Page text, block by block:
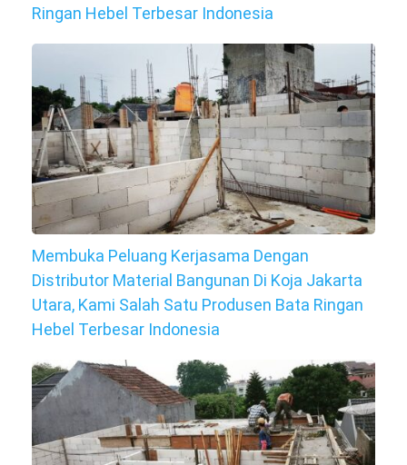
Ringan Hebel Terbesar Indonesia
Membuka Peluang Kerjasama Dengan
Distributor Material Bangunan Di Koja Jakarta
Utara, Kami Salah Satu Produsen Bata Ringan
Hebel Terbesar Indonesia